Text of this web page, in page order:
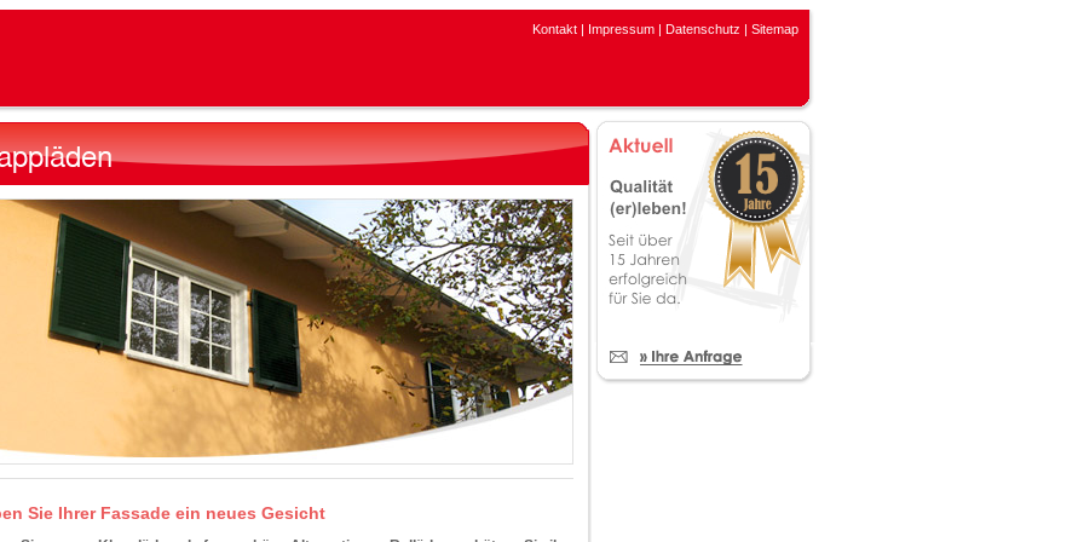
Kontakt| Impressum| Datenschutz | Sitemap
Sie Ihrer Fassade ein neues Gesicht